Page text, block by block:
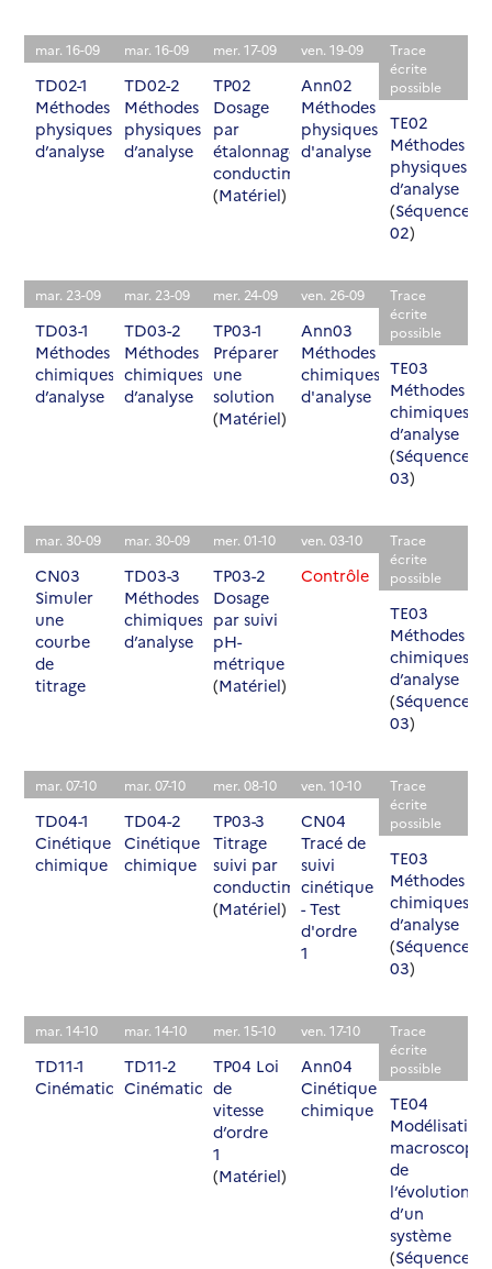
mar. 16-09
TD02-1
Méthodes
physiques
d’analyse
mar. 16-09
TD02-2
Méthodes
physiques
d’analyse
mer. 17-09
TP02
Dosage
par
étalonnage
conductimétrique
(Matériel)
ven. 19-09
Ann02
Méthodes
physiques
d'analyse
Trace
écrite
possible
TE02
Méthodes
physiques
d’analyse
(Séquence
02)
mar. 23-09
TD03-1
Méthodes
chimiques
d’analyse
mar. 23-09
TD03-2
Méthodes
chimiques
d’analyse
mer. 24-09
TP03-1
Préparer
une
solution
(Matériel)
ven. 26-09
Ann03
Méthodes
chimiques
d'analyse
Trace
écrite
possible
TE03
Méthodes
chimiques
d’analyse
(Séquence
03)
mar. 30-09
CN03
Simuler
une
courbe
de
titrage
mar. 30-09
TD03-3
Méthodes
chimiques
d’analyse
mer. 01-10
TP03-2
Dosage
par suivi
pH-
métrique
(Matériel)
ven. 03-10
Contrôle
Trace
écrite
possible
TE03
Méthodes
chimiques
d’analyse
(Séquence
03)
mar. 07-10
TD04-1
Cinétique
chimique
mar. 07-10
TD04-2
Cinétique
chimique
mer. 08-10
TP03-3
Titrage
suivi par
conductimétrie
(Matériel)
ven. 10-10
CN04
Tracé de
suivi
cinétique
- Test
d'ordre
1
Trace
écrite
possible
TE03
Méthodes
chimiques
d’analyse
(Séquence
03)
mar. 14-10
TD11-1
Cinématique
mar. 14-10
TD11-2
Cinématique
mer. 15-10
TP04 Loi
de
vitesse
d’ordre
1
(Matériel)
ven. 17-10
Ann04
Cinétique
chimique
Trace
écrite
possible
TE04
Modélisation
de
l’évolution
d’un
système
(Séquence